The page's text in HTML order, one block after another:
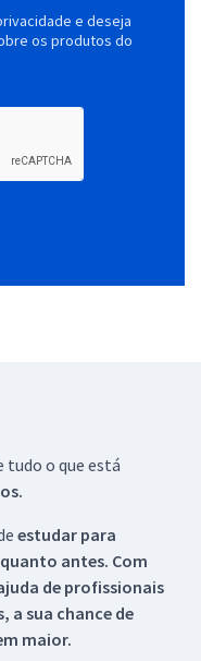
e deseja
os produtos do
tudo o que está
estudar para
antes. Com
de profissionais
a sua chance de
maior.